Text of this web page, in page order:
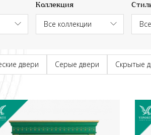
Коллекция
двери Серые двери Скрытые